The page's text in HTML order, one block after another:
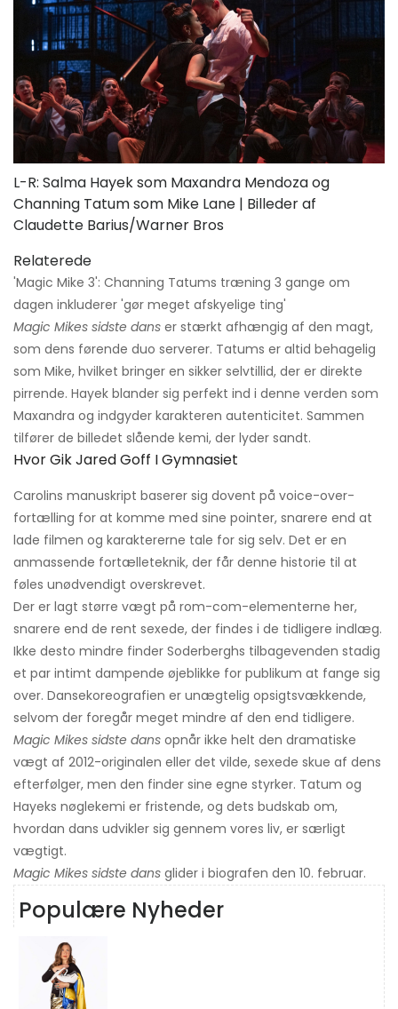
L-R: Salma Hayek som Maxandra Mendoza og
Channing Tatum som Mike Lane | Billeder af
Claudette Barius/Warner Bros
Relaterede
'Magic Mike 3': Channing Tatums træning 3 gange om
dagen inkluderer 'gør meget afskyelige ting'
Magic Mikes sidste dans er stærkt afhængig af den magt,
som dens førende duo serverer. Tatums er altid behagelig
som Mike, hvilket bringer en sikker selvtillid, der er direkte
pirrende. Hayek blander sig perfekt ind i denne verden som
Maxandra og indgyder karakteren autenticitet. Sammen
tilfører de billedet slående kemi, der lyder sandt.
Hvor Gik Jared Goff I Gymnasiet
Carolins manuskript baserer sig dovent på voice-over-
fortælling for at komme med sine pointer, snarere end at
lade filmen og karaktererne tale for sig selv. Det er en
anmassende fortælleteknik, der får denne historie til at
føles unødvendigt overskrevet.
Der er lagt større vægt på rom-com-elementerne her,
snarere end de rent sexede, der findes i de tidligere indlæg.
Ikke desto mindre finder Soderberghs tilbagevenden stadig
et par intimt dampende øjeblikke for publikum at fange sig
over. Dansekoreografien er unægtelig opsigtsvækkende,
selvom der foregår meget mindre af den end tidligere.
Magic Mikes sidste dans opnår ikke helt den dramatiske
vægt af 2012-originalen eller det vilde, sexede skue af dens
efterfølger, men den finder sine egne styrker. Tatum og
Hayeks nøglekemi er fristende, og dets budskab om,
hvordan dans udvikler sig gennem vores liv, er særligt
vægtigt.
Magic Mikes sidste dans glider i biografen den 10. februar.
Populære Nyheder